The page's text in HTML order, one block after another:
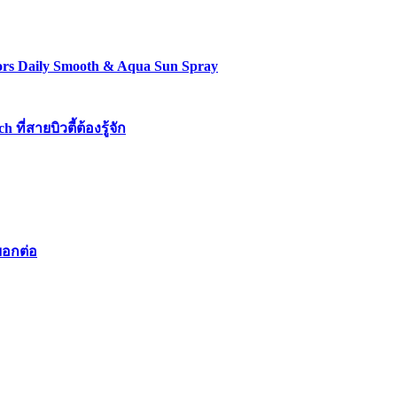
Daily Smooth & Aqua Sun Spray
ที่สายบิวตี้ต้องรู้จัก
อกต่อ